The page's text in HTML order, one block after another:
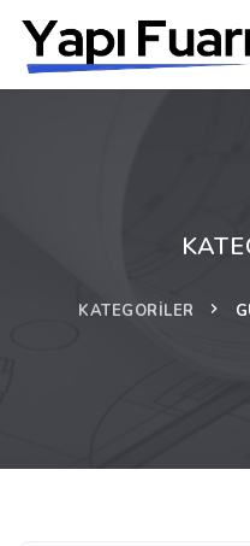
KATEGORILER